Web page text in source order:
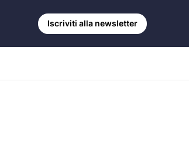
Iscriviti alla newsletter